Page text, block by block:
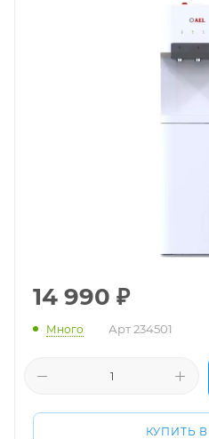
14 990 ₽
Много Арт234501
КУПИТЬ В